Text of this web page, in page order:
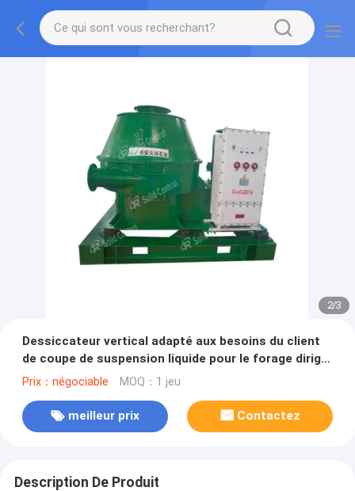
2/3
Dessiccateur vertical adapté aux besoins du client
de coupe de suspension liquide pour le forage dirigé
horizontal
Prix：négociable MOQ：1 jeu
meilleur prix Contactez
Description De Produit